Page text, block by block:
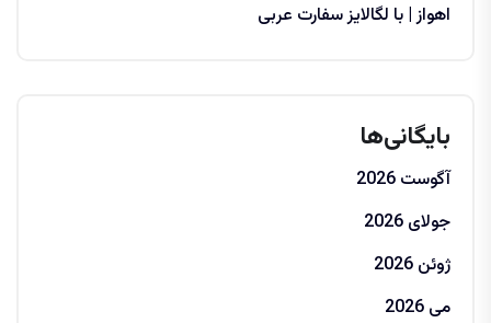
اهواز | با لگالایز سفارت عربی
بایگانی‌ها
آگوست 2026
جولای 2026
ژوئن 2026
می 2026